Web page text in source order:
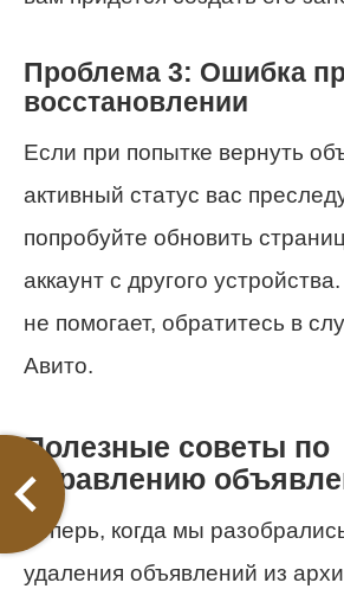
Проблема 3: Ошибка
восстановлении
Если при попытке вернуть
активный статус вас
попробуйте обновить
аккаунт с другого
не помогает, обратитесь в
Авито.
Полезные советы по
управлению
Теперь, когда мы
удаления объявлений из